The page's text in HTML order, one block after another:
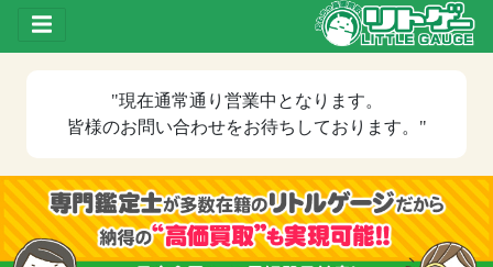
Toggle drawer
"現在通常通り営業中 となります。
皆様のお問い合わせをお待ちしております。"